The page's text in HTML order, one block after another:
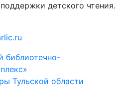
детского чтения.
библиотечно-
Тульской области